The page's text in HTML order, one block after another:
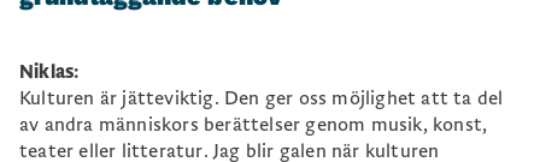
Niklas:
Kulturen är jätteviktig. Den ger oss möjlighet att ta del
av andra människors berättelser genom musik, konst,
teater eller litteratur. Jag blir galen när kulturen